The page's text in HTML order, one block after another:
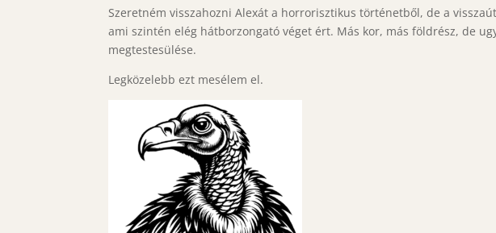
Szeretném visszahozni Alexát a horrorisztikus történetből, de a
ami szintén elég hátborzongató véget ért. Más kor, más földrész, de
megtestesülése.
Legközelebb ezt mesélem el.